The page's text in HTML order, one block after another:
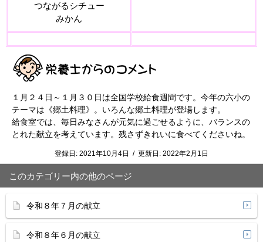
つながるシチュー
みかん
１月２４日～１月３０日は全国学校給食週間です。今年の六小の
テーマは《郷土料理》。いろんな郷土料理が登場します。
給食室では、毎日みなさんが元気に過ごせるように、バランスの
とれた献立を考えています。残さずきれいに食べてくださいね。
登録日: 2021年10月4日 / 更新日: 2022年2月1日
このカテゴリー内の他のページ
令和８年７月の献立
令和８年６月の献立